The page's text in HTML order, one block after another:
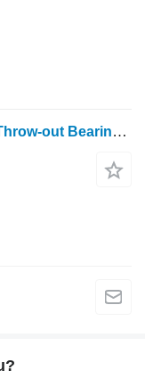
John Deere 1950, 3350, 3050, 2850 Throw-out Bearing Al39541, Vpg5062, F2046 AL39541 za John Deere 1950 traktora točkaša